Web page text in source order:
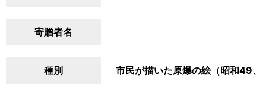
寄贈者名
種別 市民が描いた原爆の絵（昭和49、